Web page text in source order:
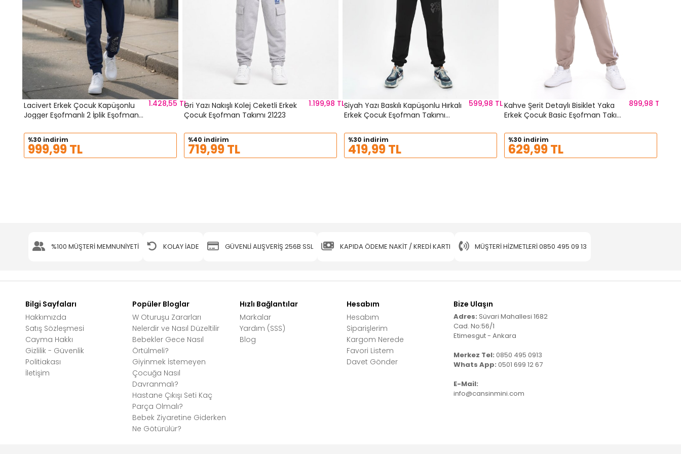
Lacivert Erkek Çocuk Kapüşonlu
Jogger Eşofmanlı 2 İplik Eşofman
1.428,55 TL
%30 indirim
999,99 TL
Gri Yazı Nakışlı Kolej Ceketli Erkek
Çocuk Eşofman Takımı 21223
1.199,98 TL
%40 indirim
719,99 TL
Siyah Yazı Baskılı Kapüşonlu Hırkalı
Erkek Çocuk Eşofman Takımı
599,98 TL
%30 indirim
419,99 TL
Kahve Şerit Detaylı Bisiklet Yaka
Erkek Çocuk Basic Eşofman Takımı
899,98 TL
%30 indirim
629,99 TL
%100 MÜŞTERİ MEMNUNİYETİ KOLAY İADE GÜVENLİ ALIŞVERİŞ 256B SSL KAPIDA ÖDEME NAKİT / KREDİ KARTI MÜŞTERI HIZMETLERI0850 495 09 13
Bilgi Sayfaları
Hakkımızda
Satış Sözleşmesi
Cayma Hakkı
Gizlilik - Güvenlik
Politiakası
İletişim
Popüler Bloglar
W Oturuşu Zararları
Nelerdir ve Nasıl Düzeltilir
Bebekler Gece Nasıl
Örtülmeli?
Giyinmek İstemeyen
Çocuğa Nasıl
Davranmalı?
Hastane Çıkışı Seti Kaç
Parça Olmalı?
Bebek Ziyaretine Giderken
Ne Götürülür?
Hızlı Bağlantılar
Markalar
Yardım (SSS)
Blog
Hesabım
Hesabım
Siparişlerim
Kargom Nerede
Favori Listem
Davet Gönder
Bize Ulaşın
Adres: Süvari Mahallesi 1682
Cad. No:56/1
Etimesgut - Ankara
Merkez Tel: 0850 495 0913
Whats App: 0501 699 12 67
E-Mail:
info@cansinmini.com